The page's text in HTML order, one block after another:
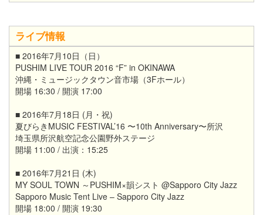
ライブ情報
■ 2016年7月10日（日）
PUSHIM LIVE TOUR 2016 “F” in OKINAWA
沖縄・ミュージックタウン音市場（3Fホール）
開場 16:30 / 開演 17:00
■ 2016年7月18日 (月・祝)
夏びらきMUSIC FESTIVAL’16 〜10th Anniversary〜所沢
埼玉県所沢航空記念公園野外ステージ
開場 11:00 / 出演：15:25
■ 2016年7月21日 (木)
MY SOUL TOWN ～PUSHIM×韻シスト @Sapporo City Jazz
Sapporo Music Tent Live – Sapporo City Jazz
開場 18:00 / 開演 19:30